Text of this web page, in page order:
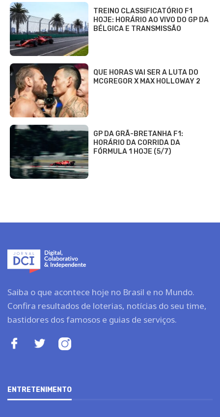
TREINO CLASSIFICATÓRIO F1
HOJE: HORÁRIO AO VIVO DO GP DA
BÉLGICA E TRANSMISSÃO
QUE HORAS VAI SER A LUTA DO
MCGREGOR X MAX HOLLOWAY 2
GP DA GRÃ-BRETANHA F1:
HORÁRIO DA CORRIDA DA
FÓRMULA 1 HOJE (5/7)
Saiba o que acontece hoje no Brasil e no Mundo.
Confira resultados de loterias, notícias do seu time,
bastidores dos famosos e guias de serviços.
ENTRETENIMENTO